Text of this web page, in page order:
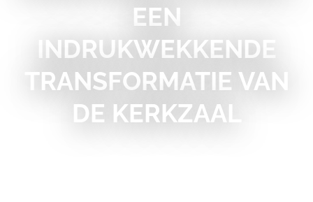
EEN
INDRUKWEKKENDE
TRANSFORMATIE VAN
DE KERKZAAL